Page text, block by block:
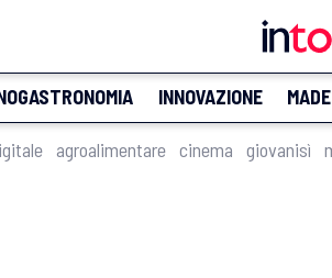
INNOVAZIONE
agroalimentare cinema giovanisì